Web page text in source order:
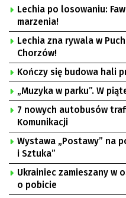
Lechia po losowaniu:
marzenia!
Lechia zna rywala w
Chorzów!
Kończy się budowa hali
„Muzyka w parku”. W
7 nowych autobusów
Komunikacji
Wystawa „Postawy” na
i Sztuka”
Ukrainiec zamieszany w
o pobicie